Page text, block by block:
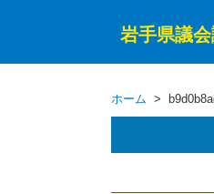
岩手県議
ホーム >